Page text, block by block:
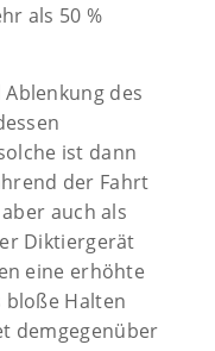
als 50 %
des
ist dann
der Fahrt
auch als
Diktiergerät
eine erhöhte
Halten
demgegenüber